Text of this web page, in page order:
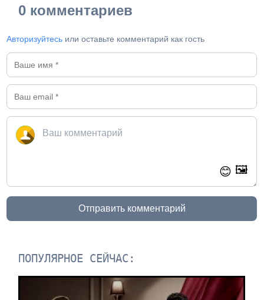
0 комментариев
Авторизуйтесь или оставьте комментарий как гость
😊 🖼️
Отправить комментарий
ПОПУЛЯРНОЕ СЕЙЧАС: